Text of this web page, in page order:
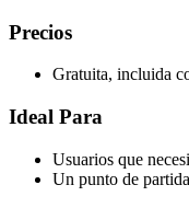
Precios
Gratuita, incluida
Ideal Para
Usuarios que
Un punto de